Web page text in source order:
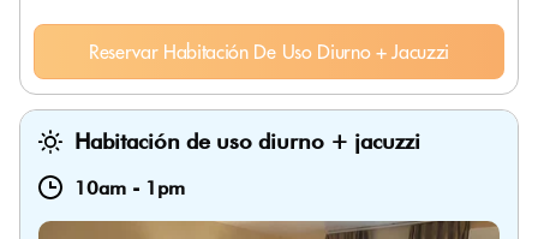
Reservar Habitación De Uso Diurno + Jacuzzi
Habitación de uso diurno + jacuzzi
10am - 1pm